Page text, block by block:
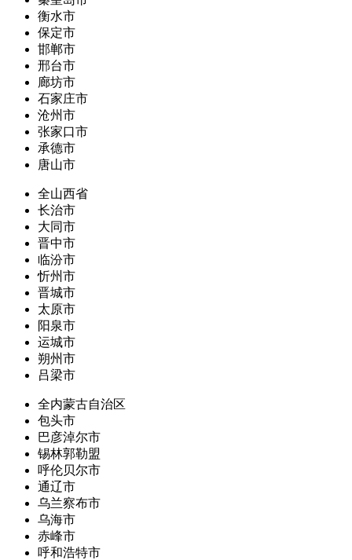
衡水市
保定市
邯郸市
邢台市
廊坊市
石家庄市
沧州市
张家口市
承德市
唐山市
全山西省
长治市
大同市
晋中市
临汾市
忻州市
晋城市
太原市
阳泉市
运城市
朔州市
吕梁市
全内蒙古自治区
包头市
巴彦淖尔市
锡林郭勒盟
呼伦贝尔市
通辽市
乌兰察布市
乌海市
赤峰市
呼和浩特市